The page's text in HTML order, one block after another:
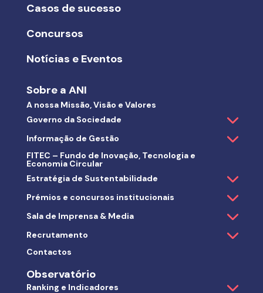
Casos de sucesso
Concursos
Notícias e Eventos
Sobre a ANI
A nossa Missão, Visão e Valores
Governo da Sociedade
Informação de Gestão
FITEC – Fundo de Inovação, Tecnologia e
Economia Circular
Estratégia de Sustentabilidade
Prémios e concursos institucionais
Sala de Imprensa & Media
Recrutamento
Contactos
Observatório
Ranking e Indicadores